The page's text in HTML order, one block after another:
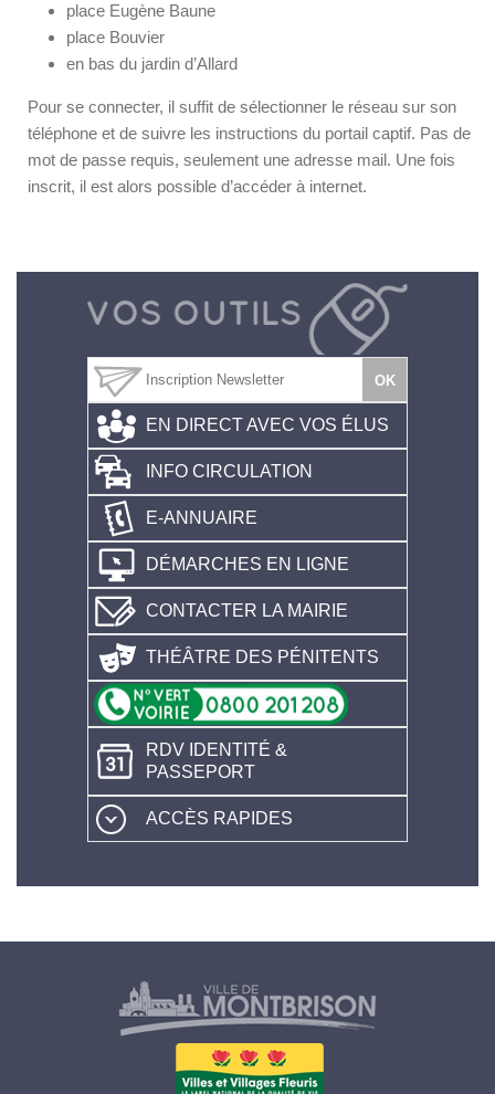
place Eugène Baune
place Bouvier
en bas du jardin d’Allard
Pour se connecter, il suffit de sélectionner le réseau sur son
téléphone et de suivre les instructions du portail captif. Pas de
mot de passe requis, seulement une adresse mail. Une fois
inscrit, il est alors possible d’accéder à internet.
EN DIRECT AVEC VOS ÉLUS
INFO CIRCULATION
E-ANNUAIRE
DÉMARCHES EN LIGNE
CONTACTER LA MAIRIE
THÉÂTRE DES PÉNITENTS
RDV IDENTITÉ &
PASSEPORT
ACCÈS RAPIDES